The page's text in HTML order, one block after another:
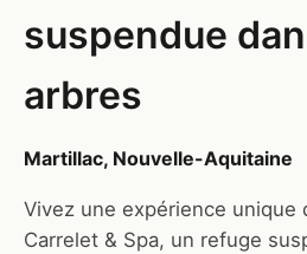
suspendue
arbres
Martillac, Nouvelle-Aquitaine
Vivez une expérience unique
Carrelet & Spa, un refuge